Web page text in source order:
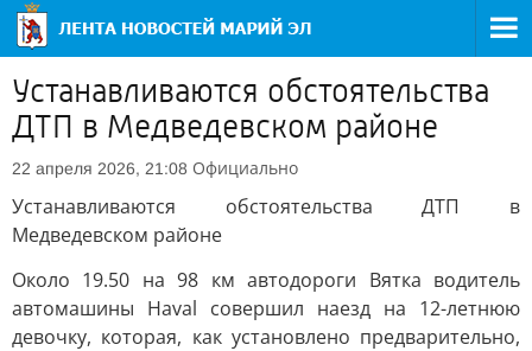
Устанавливаются обстоятельства
ДТП в Медведевском районе
22 апреля 2026, 21:08 Официально
Устанавливаются обстоятельства ДТП в
Медведевском районе
Около 19.50 на 98 км автодороги Вятка водитель
автомашины Haval совершил наезд на 12-летнюю
девочку, которая, как установлено предварительно,